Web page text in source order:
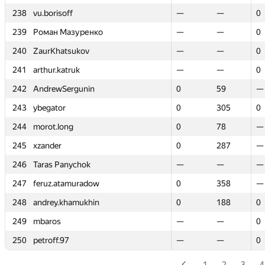
238
vu.borisoff — —
0
239
Роман Мазуренко — —
0
240
ZaurKhatsukov — —
0
241
arthur.katruk — —
0
242
AndrewSergunin 0 59
—
243
ybegator 0 305
0
244
morot.long 0 78
—
245
xzander 0 287
—
246
Taras Panychok — —
—
247
feruz.atamuradow 0 358
—
248
andrey.khamukhin 0 188
0
249
mbaros — —
0
250
petroff.97 — — 0
238
vu.borisoff — —
0
239
Роман Мазуренко — —
0
240
ZaurKhatsukov — —
0
241
arthur.katruk — —
0
242
AndrewSergunin 0 59
—
243
ybegator 0 305
0
244
morot.long 0 78
—
245
xzander 0 287
—
246
Taras Panychok — —
—
247
feruz.atamuradow 0 358
—
248
andrey.khamukhin 0 188
0
249
mbaros — —
0
250
petroff.97 — — 0